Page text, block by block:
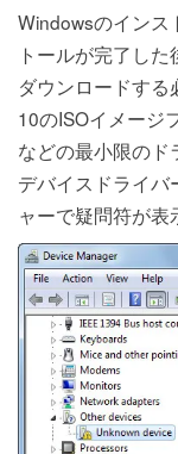
Windowsのインス
トールが完了し
ダウンロードす
10のISOイメージ
などの最小限のド
デバイスドライバ
ャーで疑問符が表